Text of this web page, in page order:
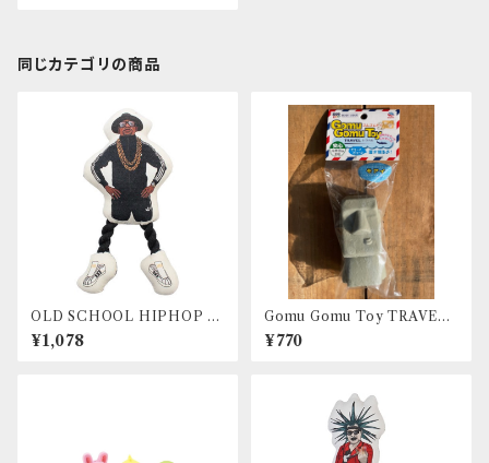
同じカテゴリの商品
OLD SCHOOL HIPHOP /
オールドスクールヒップホップ _
CRAZY AWESOME ROPE
¥1,078
Gomu Gomu Toy TRAVEL
ゴムゴムトイ トラベル モアイ
¥770